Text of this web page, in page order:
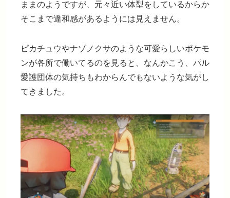
ままのようですが、元々近い体型をしているからか
そこまで違和感があるようには見えません。
ピカチュウやナゾノクサのような可愛らしいポケモ
ンが各所で働いてるのを見ると、なんかこう、パル
愛護団体の気持ちもわからんでもないような気がし
てきました。